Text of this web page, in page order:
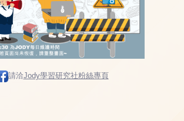
請洽Jody學習研究社粉絲專頁